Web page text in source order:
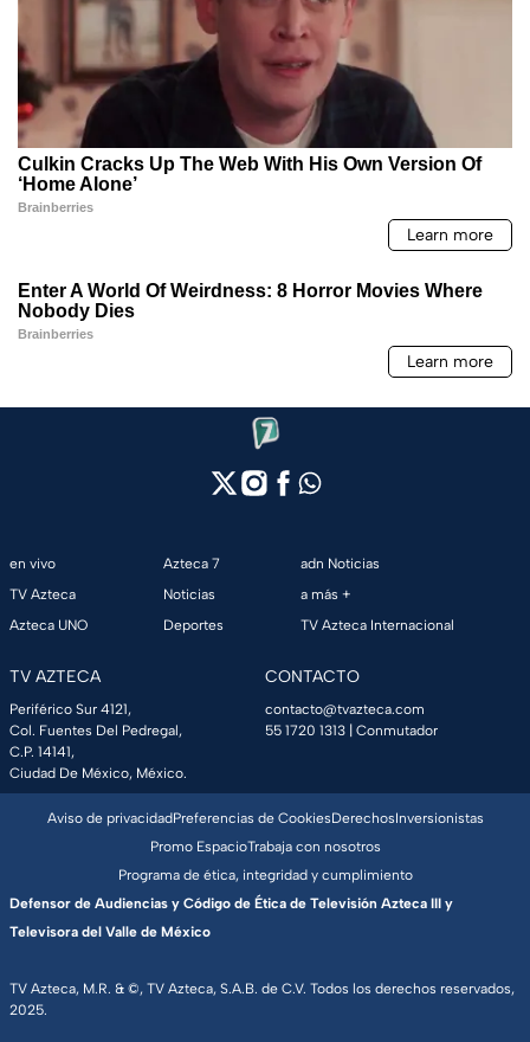
en vivo
TV Azteca
Azteca UNO
Azteca 7
Noticias
Deportes
adn Noticias
a más +
TV Azteca Internacional
TV AZTECA
Periférico Sur 4121,
Col. Fuentes Del Pedregal,
C.P. 14141,
Ciudad De México, México.
CONTACTO
contacto@tvazteca.com
55 1720 1313 | Conmutador
TV Azteca, M.R. & ©, TV Azteca, S.A.B. de C.V. Todos los derechos reservados,
2025.
Aviso de privacidadPreferencias de CookiesDerechosInversionistas
Promo EspacioTrabaja con nosotros
Programa de ética, integridad y cumplimiento
Defensor de Audiencias y Código de Ética de Televisión Azteca III y
Televisora del Valle de México